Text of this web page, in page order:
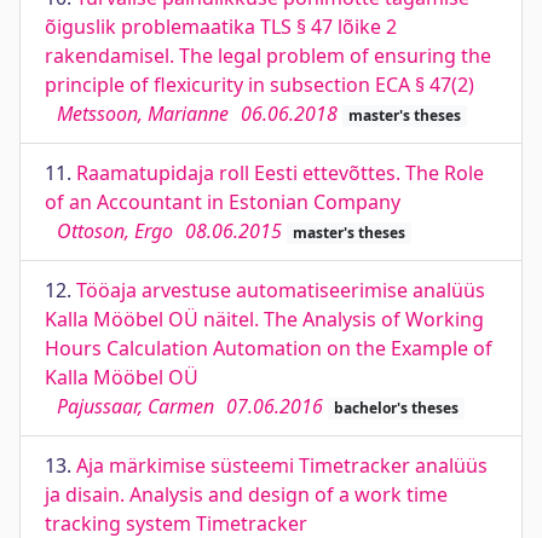
õiguslik problemaatika TLS § 47 lõike 2
rakendamisel. The legal problem of ensuring the
principle of flexicurity in subsection ECA § 47(2)
Metssoon, Marianne 06.06.2018 master's theses
11. Raamatupidaja roll Eesti ettevõttes. The Role
of an Accountant in Estonian Company
Ottoson, Ergo 08.06.2015 master's theses
12. Tööaja arvestuse automatiseerimise analüüs
Kalla Mööbel OÜ näitel. The Analysis of Working
Hours Calculation Automation on the Example of
Kalla Mööbel OÜ
Pajussaar, Carmen 07.06.2016 bachelor's theses
13. Aja märkimise süsteemi Timetracker analüüs
ja disain. Analysis and design of a work time
tracking system Timetracker